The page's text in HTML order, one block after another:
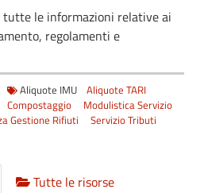
le informazioni relative ai
regolamenti e
Aliquote IMU Aliquote TARI
Compostaggio
Modulistica Servizio
Gestione Rifiuti Servizio Tributi
Tutte le risorse